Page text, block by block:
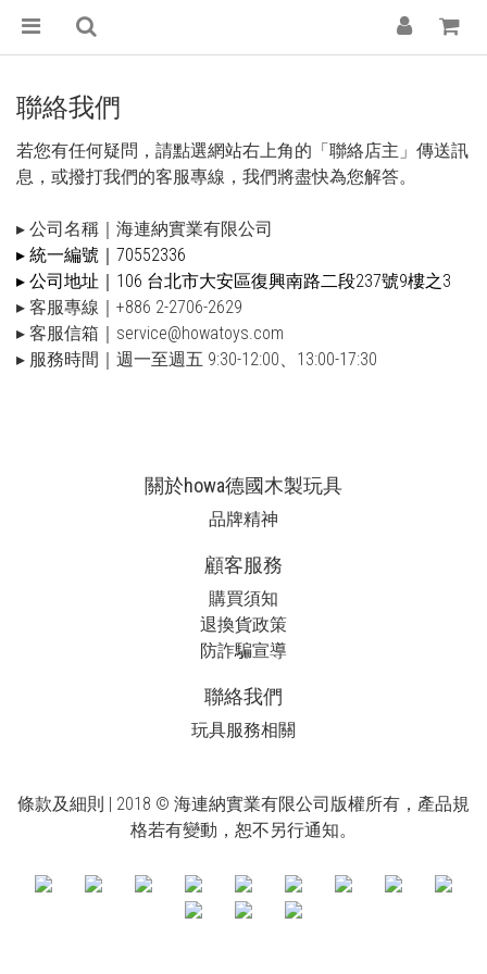
聯絡我們
若您有任何疑問，請點選網站右上角的「聯絡店主」傳送訊
息，或撥打我們的客服專線，我們將盡快為您解答。
▸ 公司名稱｜海連納實業有限公司
▸ 統一編號｜70552336
▸ 公司地址｜106 台北市大安區復興南路二段237號9樓之3
▸ 客服專線｜+886 2-2706-2629
▸ 客服信箱｜service@howatoys.com
▸ 服務時間｜週一至週五 9:30-12:00、13:00-17:30
關於howa德國木製玩具
品牌精神
顧客服務
購買須知
退換貨政策
防詐騙宣導
聯絡我們
玩具服務相關
條款及細則 | 2018 © 海連納實業有限公司版權所有，產品規
格若有變動，恕不另行通知。